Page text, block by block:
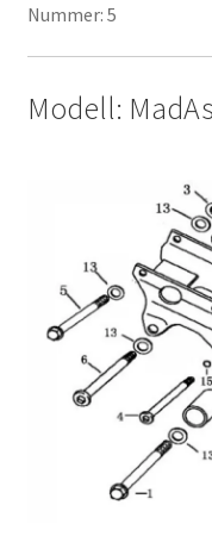
Nummer: 5
Modell: